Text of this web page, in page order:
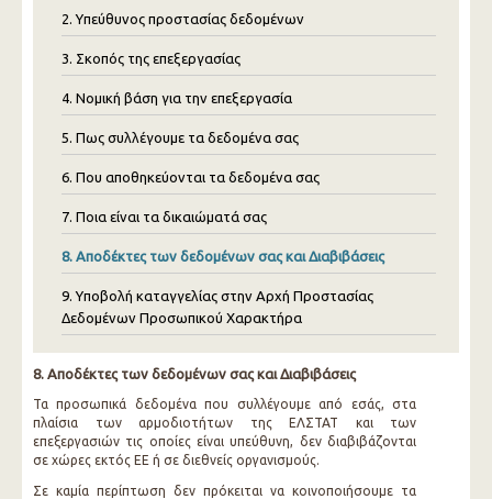
2. Υπεύθυνος προστασίας δεδομένων
3. Σκοπός της επεξεργασίας
4. Νομική βάση για την επεξεργασία
5. Πως συλλέγουμε τα δεδομένα σας
6. Που αποθηκεύονται τα δεδομένα σας
7. Ποια είναι τα δικαιώματά σας
8. Αποδέκτες των δεδομένων σας και Διαβιβάσεις
9. Υποβολή καταγγελίας στην Αρχή Προστασίας
Δεδομένων Προσωπικού Χαρακτήρα
8. Αποδέκτες των δεδομένων σας και Διαβιβάσεις
Τα προσωπικά δεδομένα που συλλέγουμε από εσάς, στα
πλαίσια των αρμοδιοτήτων της ΕΛΣΤΑΤ και των
επεξεργασιών τις οποίες είναι υπεύθυνη, δεν διαβιβάζονται
σε χώρες εκτός ΕΕ ή σε διεθνείς οργανισμούς.
Σε καμία περίπτωση δεν πρόκειται να κοινοποιήσουμε τα